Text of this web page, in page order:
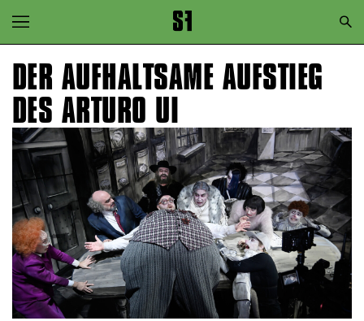
Zur Hauptnavigation springen
Zum Hauptinhalt springen
Zum Footer springen
DER AUFHALTSAME AUFSTIEG
DES ARTURO UI